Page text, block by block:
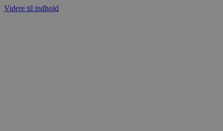
Videre til indhold